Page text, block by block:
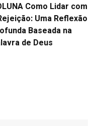
Como Lidar com
Uma Reflexão
Baseada na
de Deus